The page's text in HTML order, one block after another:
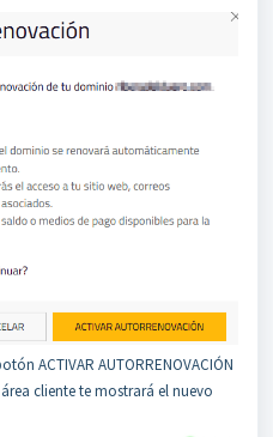
ACTIVAR AUTORRENOVACIÓN
cliente te mostrará el nuevo